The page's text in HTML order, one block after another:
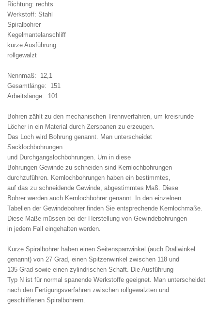
Richtung: rechts
Werkstoff: Stahl
Spiralbohrer
Kegelmantelanschliff
kurze Ausführung
rollgewalzt
Nennmaß: 12,1
Gesamtlänge: 151
Arbeitslänge: 101
Bohren zählt zu den mechanischen Trennverfahren, um kreisrunde
Löcher in ein Material durch Zerspanen zu erzeugen.
Das Loch wird Bohrung genannt. Man unterscheidet
Sacklochbohrungen
und Durchgangslochbohrungen. Um in diese
Bohrungen Gewinde zu schneiden sind Kernlochbohrungen
durchzuführen. Kernlochbohrungen haben ein bestimmtes,
auf das zu schneidende Gewinde, abgestimmtes Maß. Diese
Bohrer werden auch Kernlochbohrer genannt. In den einzelnen
Tabellen der Gewindebohrer finden Sie entsprechende Kernlochmaße.
Diese Maße müssen bei der Herstellung von Gewindebohrungen
in jedem Fall eingehalten werden.
Kurze Spiralbohrer haben einen Seitenspanwinkel (auch Drallwinkel
genannt) von 27 Grad, einen Spitzenwinkel zwischen 118 und
135 Grad sowie einen zylindrischen Schaft. Die Ausführung
Typ N ist für normal spanende Werkstoffe geeignet. Man unterscheidet
nach den Fertigungsverfahren zwischen rollgewalzten und
geschliffenen Spiralbohrern.